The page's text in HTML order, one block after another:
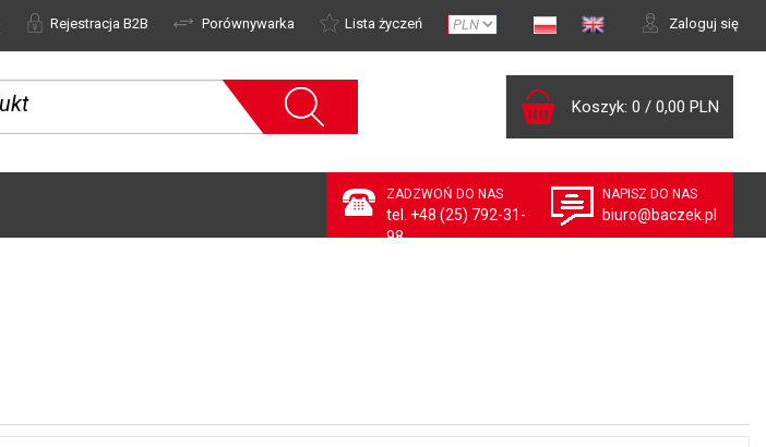
Rejestracja B2B Porównywarka Lista życzeń Zaloguj się
Koszyk: 0 / 0,00 PLN
NAPISZ DO NAS
biuro@baczek.pl
ZADZWOŃ DO NAS
tel. +48 (25) 792-31-
98